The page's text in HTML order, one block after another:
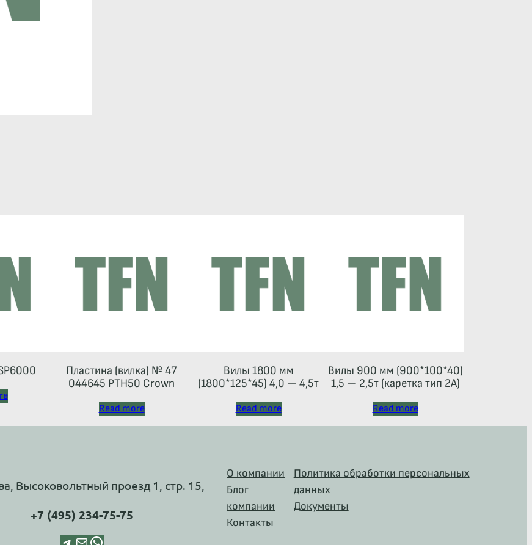
Пластина (вилка) № 47
044645 РТН50 Crown
Read more
Вилы 1800 мм
(1800*125*45) 4,0 — 4,5т
Read more
Вилы 900 мм (900*100*40)
1,5 — 2,5т (каретка тип 2A)
Read more
Высоковольтный проезд 1, стр. 15,
+7 (495) 234-75-75
О компании
Блог
компании
Контакты
Политика обработки персональных
данных
Документы